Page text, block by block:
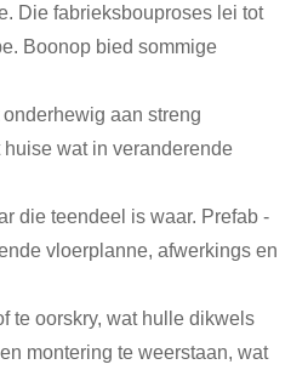
Die fabrieksbouproses lei tot
Boonop bied sommige
aan streng
wat in veranderende
die teendeel is waar. Prefab -
vloerplanne, afwerkings en
te oorskry, wat hulle dikwels
montering te weerstaan, wat